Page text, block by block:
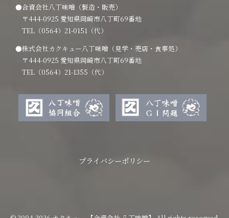
●合資会社八丁味噌（製造・販売）
〒444-0925 愛知県岡崎市八丁町69番地
TEL（0564）21-0151（代）
●株式会社カクキュー八丁味噌（見学・売店・食事処）
〒444-0925 愛知県岡崎市八丁町69番地
TEL（0564）21-1355（代）
プライバシーポリシー